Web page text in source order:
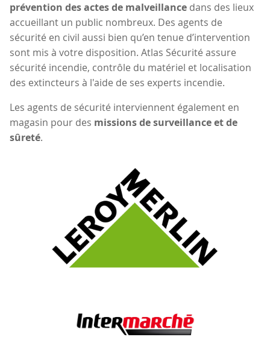
prévention des actes de malveillance dans des lieux
accueillant un public nombreux. Des agents de
sécurité en civil aussi bien qu’en tenue d’intervention
sont mis à votre disposition. Atlas Sécurité assure
sécurité incendie, contrôle du matériel et localisation
des extincteurs à l'aide de ses experts incendie.
Les agents de sécurité interviennent également en
magasin pour des missions de surveillance et de
sûreté.